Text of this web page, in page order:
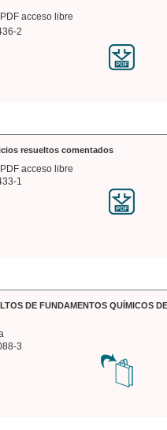
acceso libre
2
resueltos comentados
acceso libre
1
DE FUNDAMENTOS QUÍMICOS
3